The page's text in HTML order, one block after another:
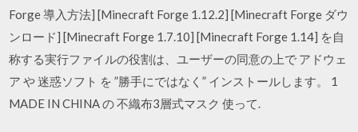
Forge 導入方法] [Minecraft Forge 1.12.2] [Minecraft Forge ダウ
ンロード] [Minecraft Forge 1.7.10] [Minecraft Forge 1.14] を自
称する実行ファイルの役割は、ユーザーの同意の上で アドウェ
ア や 迷惑ソフト を ”勝手にではなく” インストールします。 1
MADE IN CHINA の 不織布3層式マスク 使って.